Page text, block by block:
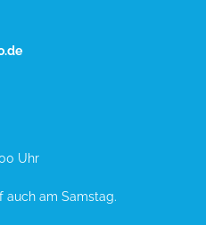
Uhr
auch am Samstag.